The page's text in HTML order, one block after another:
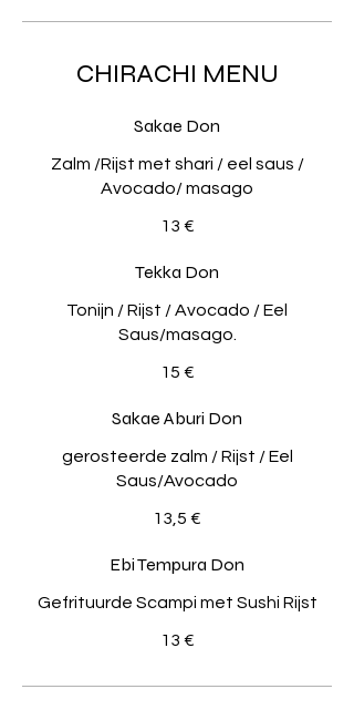
CHIRACHI MENU
Sakae Don
Zalm /Rijst met shari / eel saus /
Avocado/ masago
13 €
Tekka Don
Tonijn / Rijst / Avocado / Eel
Saus/masago.
15 €
Sakae Aburi Don
gerosteerde zalm / Rijst / Eel
Saus/Avocado
13,5 €
Ebi Tempura Don
Gefrituurde Scampi met Sushi Rijst
13 €